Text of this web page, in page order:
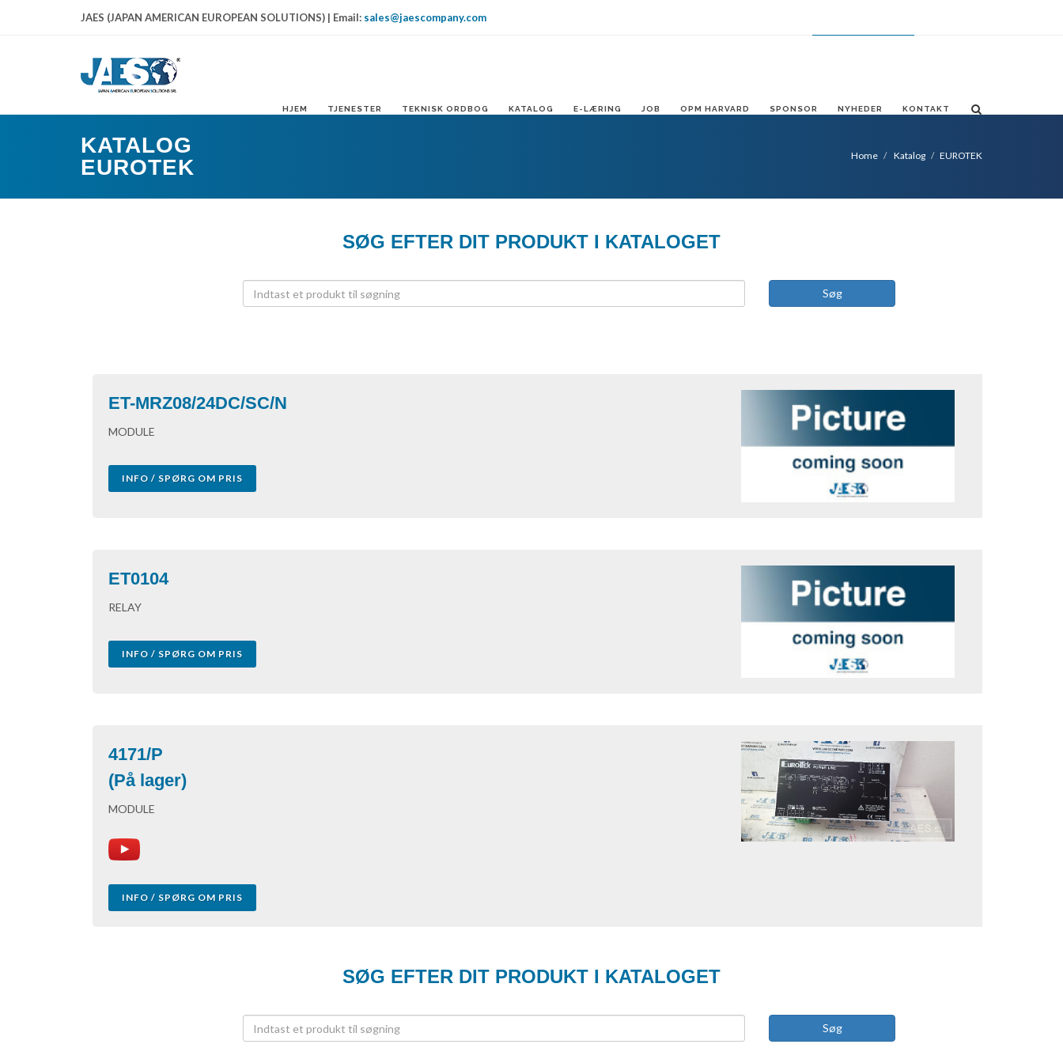
JAES (JAPAN AMERICAN EUROPEAN SOLUTIONS) | Email: sales@jaescompany.com
HJEM TJENESTER TEKNISK ORDBOG KATALOG E-LÆRING JOB OPM HARVARD SPONSOR NYHEDER KONTAKT
KATALOG
EUROTEK
Home Katalog EUROTEK
SØG EFTER DIT PRODUKT I KATALOGET
Søg
ET-MRZ08/24DC/SC/N
MODULE
INFO / SPØRG OM PRIS
ET0104
RELAY
INFO / SPØRG OM PRIS
4171/P
(På lager)
MODULE
INFO / SPØRG OM PRIS
SØG EFTER DIT PRODUKT I KATALOGET
Søg